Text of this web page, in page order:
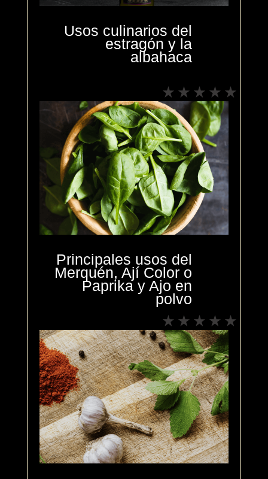
Usos culinarios del
estragón y la
albahaca
Principales usos del
Merquén, Ají Color o
Paprika y Ajo en
polvo